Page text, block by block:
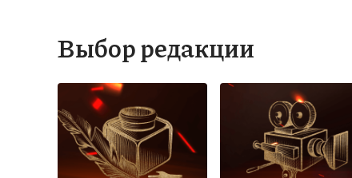
Выбор редакции